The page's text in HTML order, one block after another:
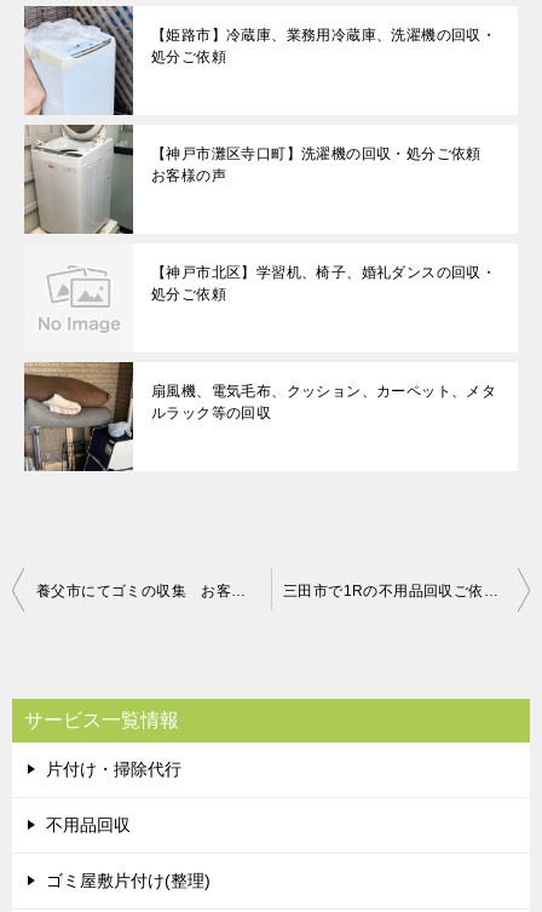
【姫路市】冷蔵庫、業務用冷蔵庫、洗濯機の回収・
処分ご依頼
【神戸市灘区寺口町】洗濯機の回収・処分ご依頼
お客様の声
【神戸市北区】学習机、椅子、婚礼ダンスの回収・
処分ご依頼
扇風機、電気毛布、クッション、カーペット、メタ
ルラック等の回収
投
ビ
ゲ
ー
シ
養父市にてゴミの収集 お客様の声 三田市で1Rの不用品回収ご依頼の志水様のメッセージ
サービス一覧情報
片付け・掃除代行
不用品回収
ゴミ屋敷片付け(整理)